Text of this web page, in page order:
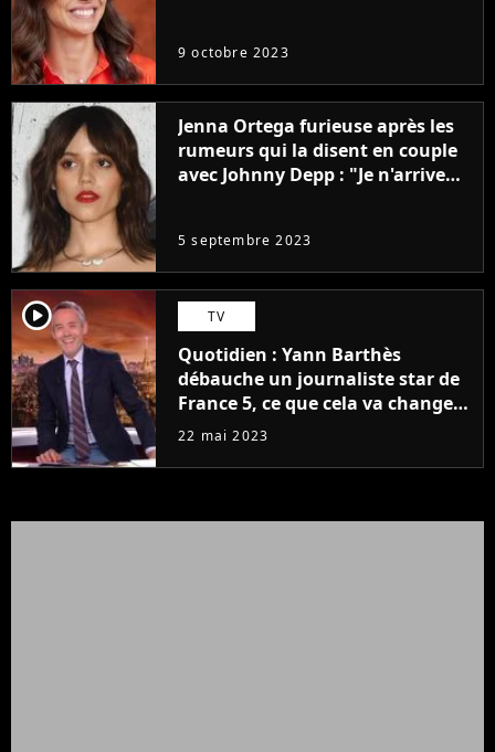
9 octobre 2023
Jenna Ortega furieuse après les
rumeurs qui la disent en couple
avec Johnny Depp : "Je n'arrive
5 septembre 2023
player2 TV
Quotidien : Yann Barthès
débauche un journaliste star de
France 5, ce que cela va changer
à la rentrée
22 mai 2023